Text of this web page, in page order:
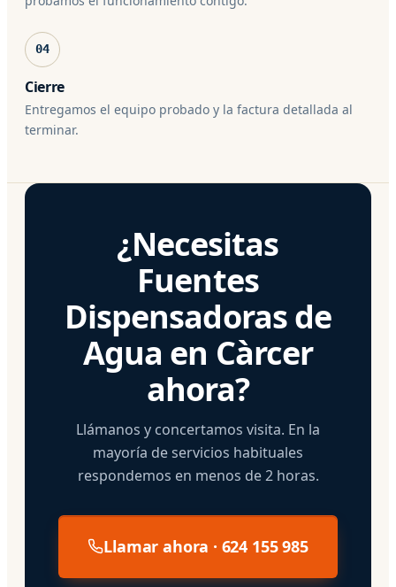
04
Cierre
Entregamos el equipo probado y la factura detallada al
terminar.
¿Necesitas
Fuentes
Dispensadoras de
Agua en Càrcer
ahora?
Llámanos y concertamos visita. En la
mayoría de servicios habituales
respondemos en menos de 2 horas.
Llamar ahora · 624 155 985